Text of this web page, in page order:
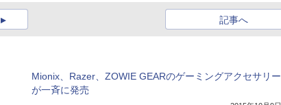
記事へ
Mionix、Razer、ZOWIE GEARのゲーミングアクセサリー
が一斉に発売